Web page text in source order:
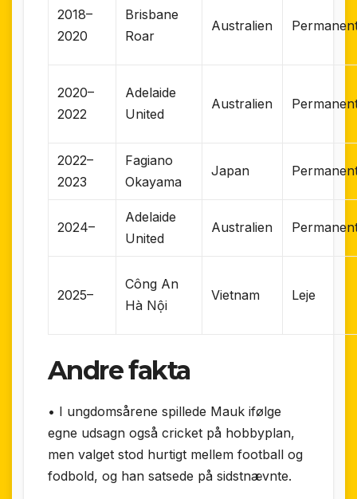
2018–
2020
Brisbane
Roar
Australien
2020–
2022
Adelaide
United
Australien
2022–
2023
Fagiano
Okayama
Japan
2024–
Adelaide
United
Australien
2025–
Công An
Hà Nội
Vietnam Leje
Andre fakta
• I ungdomsårene spillede Mauk ifølge
egne udsagn også cricket på hobbyplan,
men valget stod hurtigt mellem football og
fodbold, og han satsede på sidstnævnte.